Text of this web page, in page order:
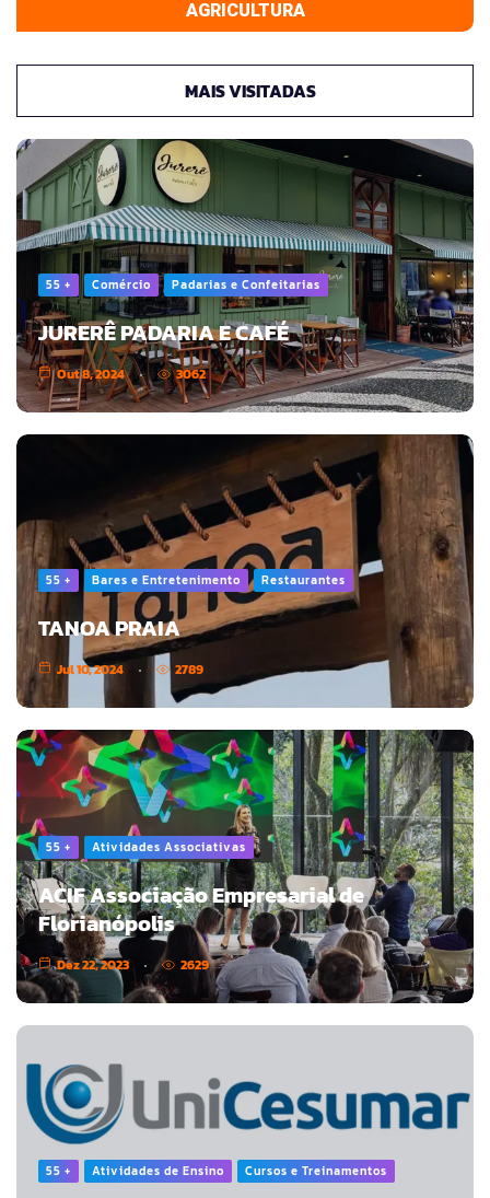
AGRICULTURA
MAIS VISITADAS
55 + Comércio Padarias e Confeitarias
JURERÊ PADARIA E CAFÉ
Out 8, 2024 3062
55 + Bares e Entretenimento Restaurantes
TANOA PRAIA
Jul 10, 2024 2789
55 + Atividades Associativas
ACIF Associação Empresarial de
Florianópolis
Dez 22, 2023 2629
55 + Atividades de Ensino Cursos e Treinamentos